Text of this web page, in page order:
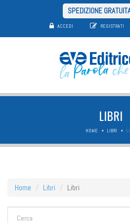
SPEDIZIONE
ACCEDI REGISTRATI
LIBRI
HOME LIBRI
Home Libri Libri
FORM DI RICERCA